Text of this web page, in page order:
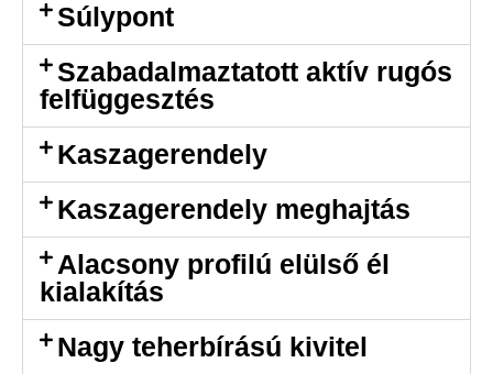
Súlypont
Szabadalmaztatott aktív rugós
felfüggesztés
Kaszagerendely
Kaszagerendely meghajtás
Alacsony profilú elülső él
kialakítás
Nagy teherbírású kivitel